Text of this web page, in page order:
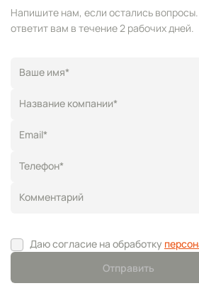
Напишите нам, если остались
ответит вам в течение 2 рабочих дней.
Ваше имя*
Название компании*
Телефон*
Email*
Комментарий
Даю согласие на обработку
Отправить